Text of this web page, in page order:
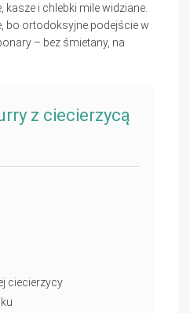
kasze i chlebki mile widziane.
bo ortodoksyjne podejście w
– bez śmietany, na
z ciecierzycą
ciecierzycy